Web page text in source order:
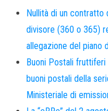
Nullità di un contratto
divisore (360 o 365)
allegazione del piano
Buoni Postali
buoni postali della
Ministeriale di